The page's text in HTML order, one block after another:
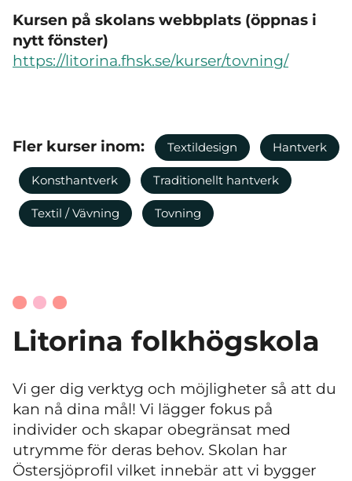
Kursen på skolans webbplats (öppnas i
nytt fönster)
https://litorina.fhsk.se/kurser/tovning/
Fler kurser inom: Textildesign Hantverk
Konsthantverk Traditionellt hantverk
Textil / Vävning Tovning
Litorina folkhögskola
Vi ger dig verktyg och möjligheter så att du
kan nå dina mål! Vi lägger fokus på
individer och skapar obegränsat med
utrymme för deras behov. Skolan har
Östersjöprofil vilket innebär att vi bygger